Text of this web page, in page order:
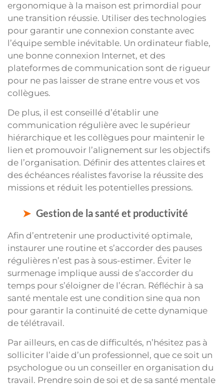
ergonomique à la maison est primordial pour
une transition réussie. Utiliser des technologies
pour garantir une connexion constante avec
l’équipe semble inévitable. Un ordinateur fiable,
une bonne connexion Internet, et des
plateformes de communication sont de rigueur
pour ne pas laisser de strane entre vous et vos
collègues.
De plus, il est conseillé d’établir une
communication régulière avec le supérieur
hiérarchique et les collègues pour maintenir le
lien et promouvoir l’alignement sur les objectifs
de l’organisation. Définir des attentes claires et
des échéances réalistes favorise la réussite des
missions et réduit les potentielles pressions.
Gestion de la santé et productivité
Afin d’entretenir une productivité optimale,
instaurer une routine et s’accorder des pauses
régulières n’est pas à sous-estimer. Éviter le
surmenage implique aussi de s’accorder du
temps pour s’éloigner de l’écran. Réfléchir à sa
santé mentale est une condition sine qua non
pour garantir la continuité de cette dynamique
de télétravail.
Par ailleurs, en cas de difficultés, n’hésitez pas à
solliciter l’aide d’un professionnel, que ce soit un
psychologue ou un conseiller en organisation du
travail. Prendre soin de soi et de sa santé mentale